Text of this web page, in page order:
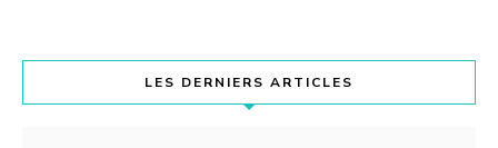
LES DERNIERS ARTICLES